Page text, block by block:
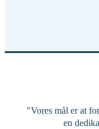
"Vores mål er at
en